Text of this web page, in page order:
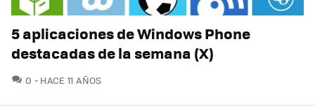
5 aplicaciones de Windows Phone
destacadas de la semana (X)
0 COMENTARIOS
HACE 11 AÑOS